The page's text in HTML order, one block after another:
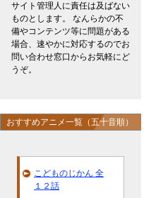
サイト管理人に責任は及ばない
ものとします。 なんらかの不
備やコンテンツ等に問題がある
場合、速やかに対応するのでお
問い合わせ窓口からお気軽にど
うぞ。
おすすめアニメ一覧（五十音順）
こどものじかん 全
１２話